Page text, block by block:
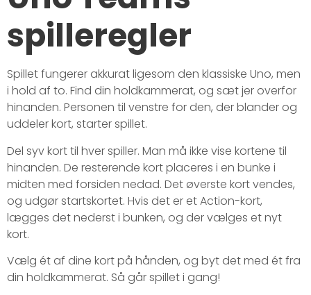
spilleregler
Spillet fungerer akkurat ligesom den klassiske Uno, men
i hold af to. Find din holdkammerat, og sæt jer overfor
hinanden. Personen til venstre for den, der blander og
uddeler kort, starter spillet.
Del syv kort til hver spiller. Man må ikke vise kortene til
hinanden. De resterende kort placeres i en bunke i
midten med forsiden nedad. Det øverste kort vendes,
og udgør startskortet. Hvis det er et Action-kort,
lægges det nederst i bunken, og der vælges et nyt
kort.
Vælg ét af dine kort på hånden, og byt det med ét fra
din holdkammerat. Så går spillet i gang!